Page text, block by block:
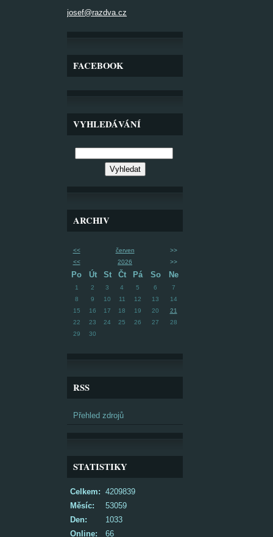
josef@razdva.cz
FACEBOOK
VYHLEDÁVÁNÍ
ARCHIV
<< červen
>>
<<
2026 >>
Po Út St Čt Pá So Ne
1 2 3 4 5 6
7
8
9 10 11 12 13
14
15
16 17 18 19 20
21
22
23 24 25 26 27
28
29
30
RSS
Přehled zdrojů
STATISTIKY
Online: 66
Celkem: 4209839
Měsíc:
53059
Den:
1033